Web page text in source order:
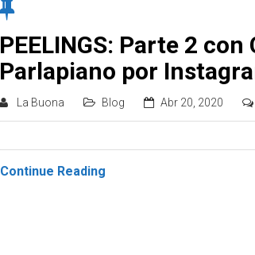
PEELINGS: Parte 2
Parlapiano por
La Buona Blog Abr 20, 2020
Continue Reading